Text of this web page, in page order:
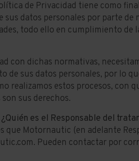
de Privacidad tiene como
sus datos personales por parte
todo ello en cumplimiento de
con dichas normativas,
de sus datos personales, por lo
realizamos estos procesos, con
sus derechos.
es el Responsable del
que Motornautic (en adelante
Pueden contactar por